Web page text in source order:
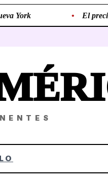
York El